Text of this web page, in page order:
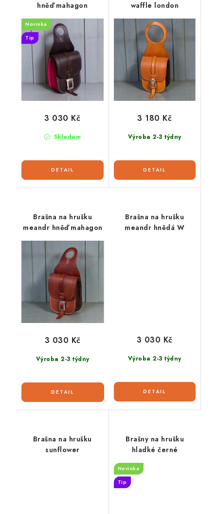
hněď mahagon
Novinka
Tip
Skladem
3 030 Kč
waffle london
Výroba 2-3 týdny
3 180 Kč
Brašna na hrušku
meandr hněď mahagon
Výroba 2-3 týdny
3 030 Kč
Brašna na hrušku
meandr hnědá W
Výroba 2-3 týdny
3 030 Kč
Brašna na hrušku
sunflower
Brašny na hrušku
hladké černé
Novinka
Tip